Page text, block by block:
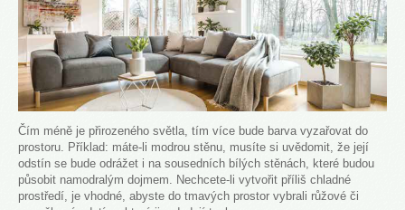
Čím méně je přirozeného světla, tím více bude barva vyzařovat do
prostoru. Příklad: máte-li modrou stěnu, musíte si uvědomit, že její
odstín se bude odrážet i na sousedních bílých stěnách, které budou
působit namodralým dojmem. Nechcete-li vytvořit příliš chladné
prostředí, je vhodné, abyste do tmavých prostor vybrali růžové či